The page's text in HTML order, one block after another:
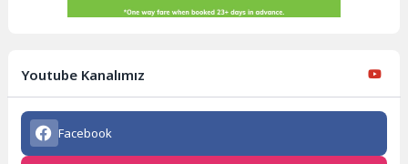
Youtube Kanalımız
Facebook